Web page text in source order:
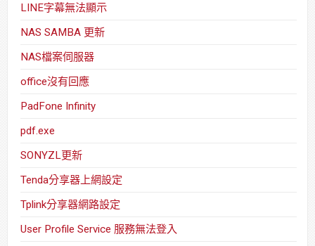
LINE字幕無法顯示
NAS SAMBA 更新
NAS檔案伺服器
office沒有回應
PadFone Infinity
pdf.exe
SONYZL更新
Tenda分享器上網設定
Tplink分享器網路設定
User Profile Service 服務無法登入